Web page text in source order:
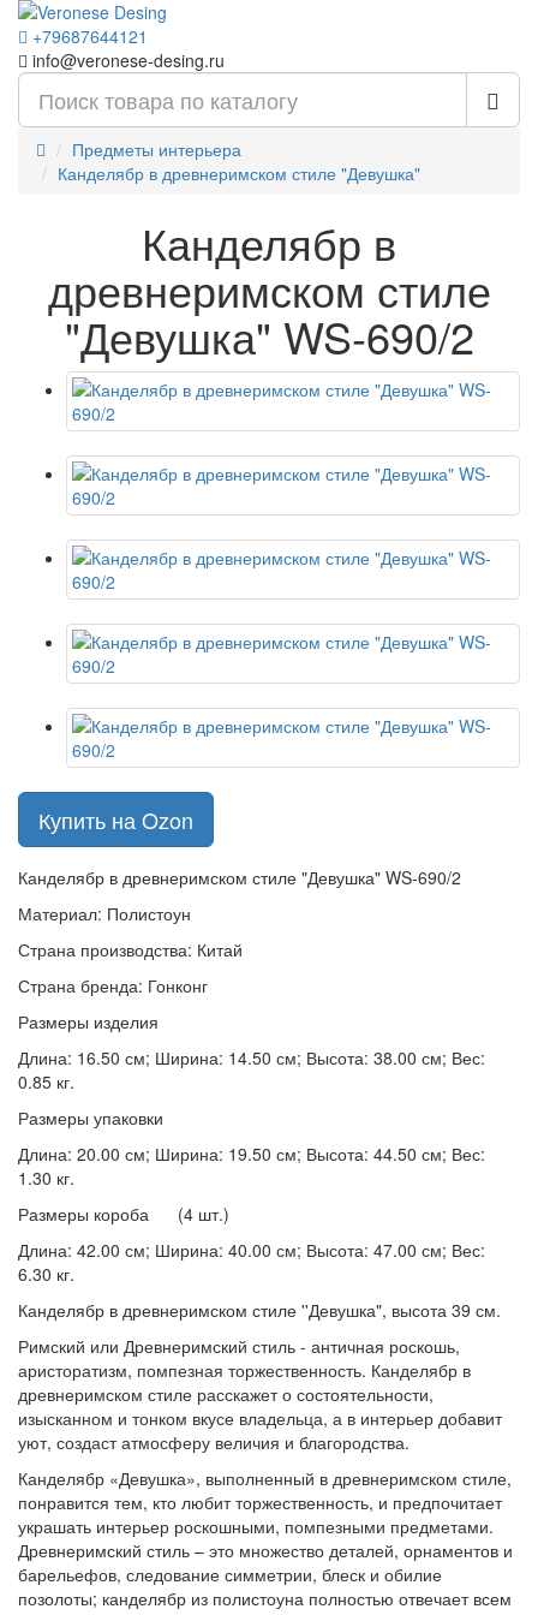
+79687644121
info@veronese-desing.ru
Предметы интерьера
Канделябр в древнеримском стиле "Девушка"
Канделябр в
древнеримском стиле
"Девушка" WS-690/2
Купить на Ozon
Канделябр в древнеримском стиле "Девушка" WS-690/2
Материал: Полистоун
Страна производства: Китай
Страна бренда: Гонконг
Размеры изделия
Длина: 16.50 см; Ширина: 14.50 см; Высота: 38.00 см; Вес:
0.85 кг.
Размеры упаковки
Длина: 20.00 см; Ширина: 19.50 см; Высота: 44.50 см; Вес:
1.30 кг.
Размеры короба (4 шт.)
Длина: 42.00 см; Ширина: 40.00 см; Высота: 47.00 см; Вес:
6.30 кг.
Канделябр в древнеримском стиле ''Девушка", высота 39 см.
Римский или Древнеримский стиль - античная роскошь,
аристоратизм, помпезная торжественность. Канделябр в
древнеримском стиле расскажет о состоятельности,
изысканном и тонком вкусе владельца, а в интерьер добавит
уют, создаст атмосферу величия и благородства.
Канделябр «Девушка», выполненный в древнеримском стиле,
понравится тем, кто любит торжественность, и предпочитает
украшать интерьер роскошными, помпезными предметами.
Древнеримский стиль – это множество деталей, орнаментов и
барельефов, следование симметрии, блеск и обилие
позолоты; канделябр из полистоуна полностью отвечает всем